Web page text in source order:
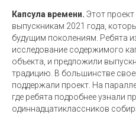
Капсула времени. Этот
выпускникам 2021 года,
будущим поколениям. Ребята
исследование содержимого
объекта, и предложили
традицию. В большинстве
поддержали проект. На
где ребята подробнее узнали
одиннадцатиклассников